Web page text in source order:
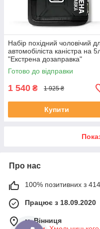
Набір похідний чоловічий
автомобіліста каністра на
"Екстрена дозаправка"
Жовтий
Готово до відправки
1 540 ₴ 1 925 ₴
Купити
Про нас
100% позитивних з 414
Працює з 18.09.2020
м. Вінниця